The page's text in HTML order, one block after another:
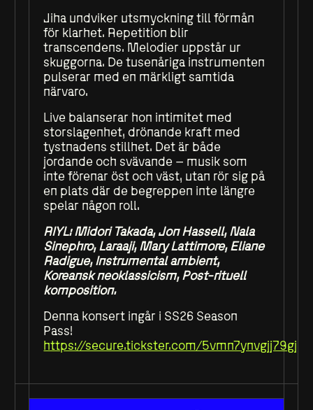
Jiha undviker utsmyckning till förmån
för klarhet. Repetition blir
transcendens. Melodier uppstår ur
skuggorna. De tusenåriga instrumenten
pulserar med en märkligt samtida
närvaro.
Live balanserar hon intimitet med
storslagenhet, drönande kraft med
tystnadens stillhet. Det är både
jordande och svävande – musik som
inte förenar öst och väst, utan rör sig på
en plats där de begreppen inte längre
spelar någon roll.
RIYL: Midori Takada, Jon Hassell, Nala
Sinephro, Laraaji, Mary Lattimore, Eliane
Radigue, Instrumental ambient,
Koreansk neoklassicism, Post-rituell
komposition.
Denna konsert ingår i SS26 Season
Pass!
https://secure.tickster.com/5vmn7ynvgjj79gj